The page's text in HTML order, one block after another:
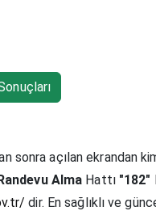
sonra açılan ekrandan
Alma Hattı "182"
dir. En sağlıklı ve